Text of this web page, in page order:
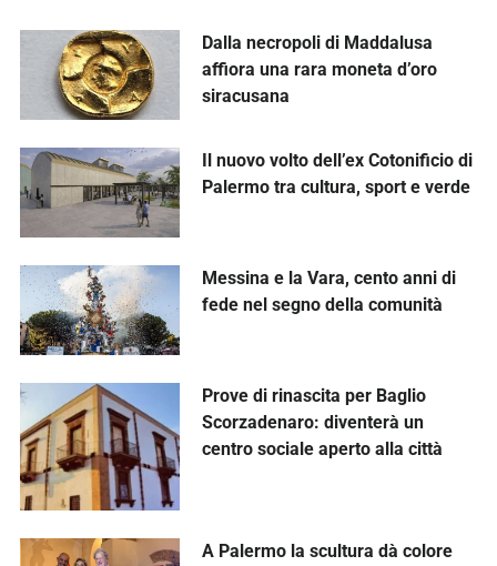
Dalla necropoli di Maddalusa
affiora una rara moneta d’oro
siracusana
Il nuovo volto dell’ex Cotonificio di
Palermo tra cultura, sport e verde
Messina e la Vara, cento anni di
fede nel segno della comunità
Prove di rinascita per Baglio
Scorzadenaro: diventerà un
centro sociale aperto alla città
A Palermo la scultura dà colore